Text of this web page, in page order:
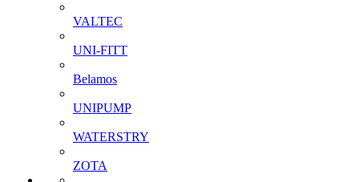
VALTEC
UNI-FITT
Belamos
UNIPUMP
WATERSTRY
ZOTA